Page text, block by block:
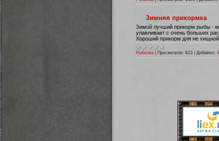
Зимняя прикормка
Зимой лучший прикорм рыбы -
улавливает с очень больших
Хороший прикорм для не
Рыбалка Просмотров: 823 Добавил: